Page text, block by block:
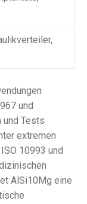
und
und Tests
extremen
10993 und
AlSi10Mg eine